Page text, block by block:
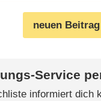
neuen
Service
informiert dich